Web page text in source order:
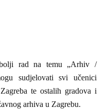
rad na temu „Arhiv /
sudjelovati svi učenici
te ostalih gradova i
arhiva u Zagrebu.